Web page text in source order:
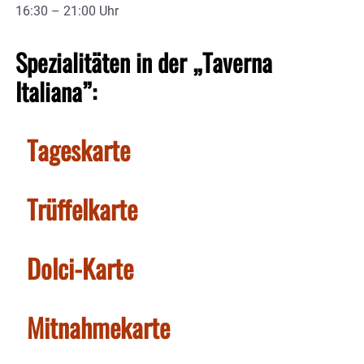
16:30 – 21:00 Uhr
Spezialitäten in der „Taverna
Italiana”:
Tageskarte
Trüffelkarte
Dolci-Karte
Mitnahmekarte